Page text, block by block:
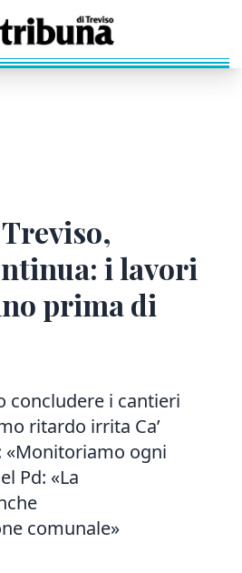
i lavori
prima di
concludere i cantieri
ritardo irrita Ca’
«Monitoriamo ogni
Pd: «La
comunale»